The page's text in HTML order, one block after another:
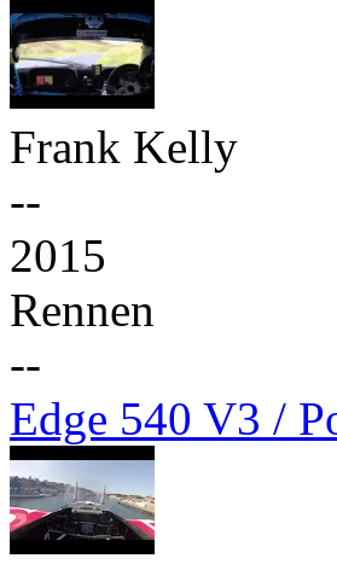
Frank Kelly
--
2015
Rennen
--
Edge 540 V3 /